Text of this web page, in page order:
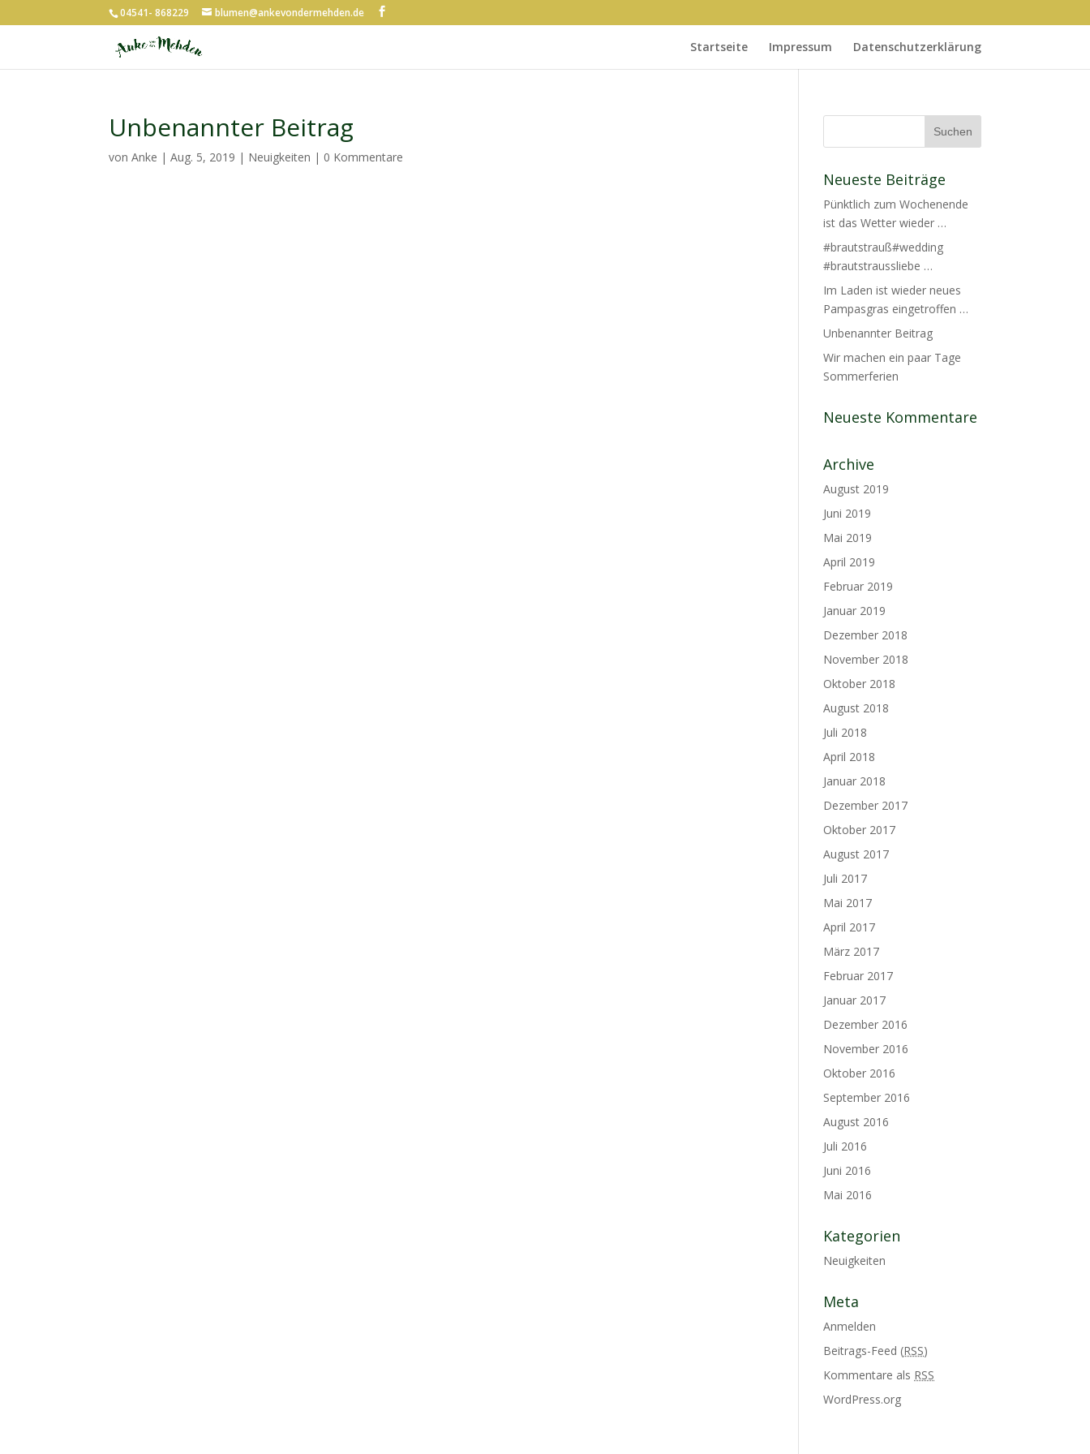
04541- 868229 blumen@ankevondermehden.de
Startseite Impressum Datenschutzerklärung
Unbenannter Beitrag
vonAnke |Aug. 5, 2019 | Neuigkeiten | 0 Kommentare
Neueste Beiträge
Pünktlich zum Wochenende
ist das Wetter wieder …
#brautstrauß#wedding
#brautstraussliebe …
Im Laden ist wieder neues
Pampasgras eingetroffen …
Unbenannter Beitrag
Wir machen ein paar Tage
Sommerferien
Neueste Kommentare
Archive
August 2019
Juni 2019
Mai 2019
April 2019
Februar 2019
Januar 2019
Dezember 2018
November 2018
Oktober 2018
August 2018
Juli 2018
April 2018
Januar 2018
Dezember 2017
Oktober 2017
August 2017
Juli 2017
Mai 2017
April 2017
März 2017
Februar 2017
Januar 2017
Dezember 2016
November 2016
Oktober 2016
September 2016
August 2016
Juli 2016
Juni 2016
Mai 2016
Kategorien
Neuigkeiten
Meta
Anmelden
Beitrags-Feed (RSS)
Kommentare als RSS
WordPress.org